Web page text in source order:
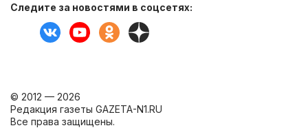
Следите за новостями в соцсетях:
© 2012 — 2026
Редакция газеты GAZETA-N1.RU
Все права защищены.